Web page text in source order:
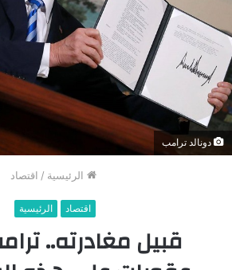
دونالد ترامب
الرئيسية / اقتصاد
اقتصاد الرئيسية
قبيل مغادرته..